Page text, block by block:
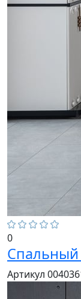
0
Спальный
Артикул